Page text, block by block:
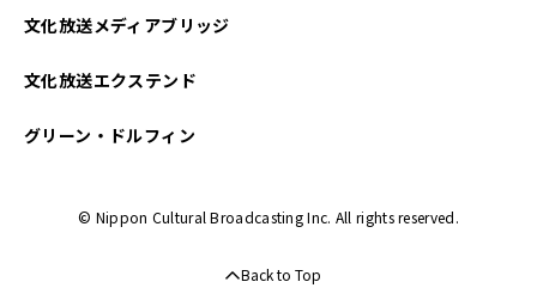
2025年01月
2024年12月
2024年11月
文化放送メディアブリッジ
文化放送エクステンド
グリーン・ドルフィン
© Nippon Cultural Broadcasting Inc. All rights reserved.
Back to Top